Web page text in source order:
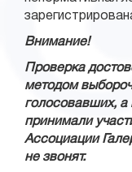
Внимание!
Проверка
методом
голосовавших,
принимали
Ассоциации
не звонят.